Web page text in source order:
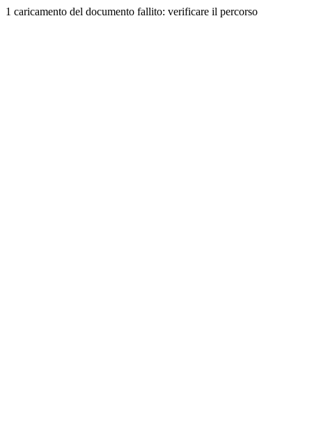
1 caricamento del documento fallito: verificare il percorso